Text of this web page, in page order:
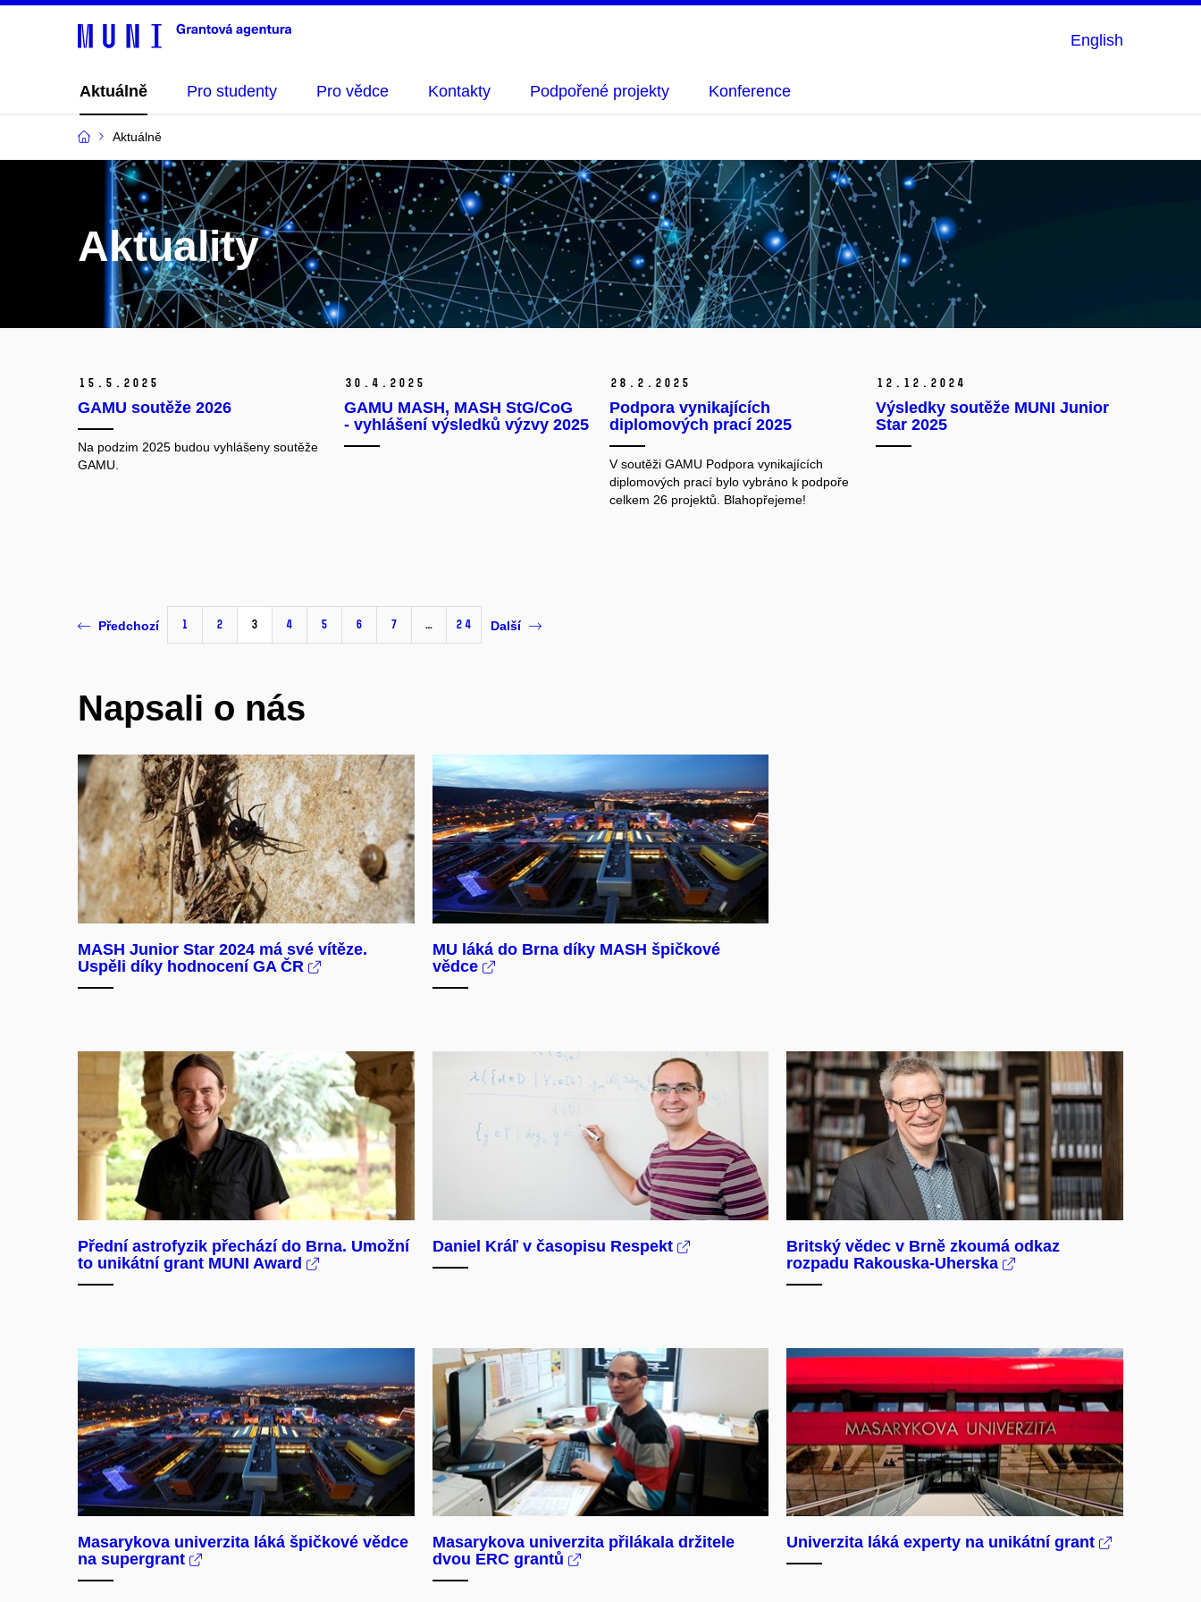
English
Aktuálně Pro studenty Pro vědce Kontakty Podpořené projekty Konference
Aktuálně
Aktuality
15. 5. 2025
GAMU soutěže 2026
Na podzim 2025 budou vyhlášeny soutěže
GAMU.
30. 4. 2025
GAMU MASH, MASH StG/CoG
- vyhlášení výsledků výzvy 2025
28. 2. 2025
Podpora vynikajících
diplomových prací 2025
V soutěži GAMU Podpora vynikajících
diplomových prací bylo vybráno k podpoře
celkem 26 projektů. Blahopřejeme!
12. 12. 2024
Výsledky soutěže MUNI Junior
Star 2025
Předchozí 1 2 3 4 5 6 7 … 24 Další
Napsali o nás
MASH Junior Star 2024 má své vítěze.
Uspěli díky hodnocení GA ČR
MU láká do Brna díky MASH špičkové
vědce
Přední astrofyzik přechází do Brna. Umožní
to unikátní grant MUNI Award
Daniel Kráľ v časopisu Respekt
Britský vědec v Brně zkoumá odkaz
rozpadu Rakouska-Uherska
Masarykova univerzita láká špičkové vědce
na supergrant
Masarykova univerzita přilákala držitele
dvou ERC grantů
Univerzita láká experty na unikátní grant